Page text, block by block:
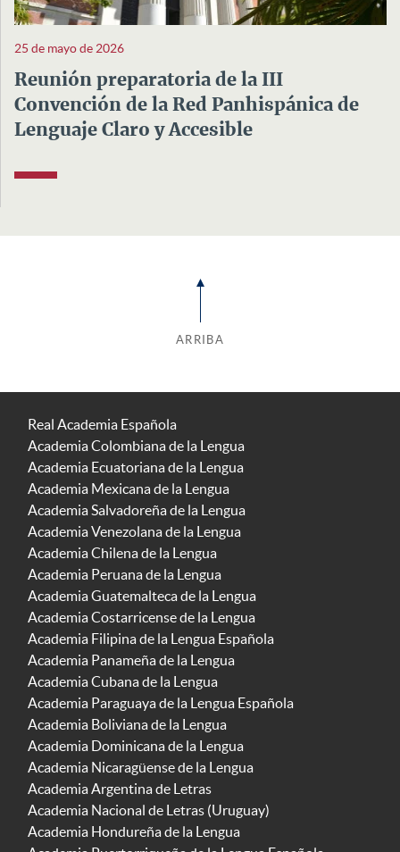
25 de mayo de 2026
Reunión preparatoria de la III
Convención de la Red Panhispánica de
Lenguaje Claro y Accesible
ARRIBA
Real Academia Española
Academia Colombiana de la Lengua
Academia Ecuatoriana de la Lengua
Academia Mexicana de la Lengua
Academia Salvadoreña de la Lengua
Academia Venezolana de la Lengua
Academia Chilena de la Lengua
Academia Peruana de la Lengua
Academia Guatemalteca de la Lengua
Academia Costarricense de la Lengua
Academia Filipina de la Lengua Española
Academia Panameña de la Lengua
Academia Cubana de la Lengua
Academia Paraguaya de la Lengua Española
Academia Boliviana de la Lengua
Academia Dominicana de la Lengua
Academia Nicaragüense de la Lengua
Academia Argentina de Letras
Academia Nacional de Letras (Uruguay)
Academia Hondureña de la Lengua